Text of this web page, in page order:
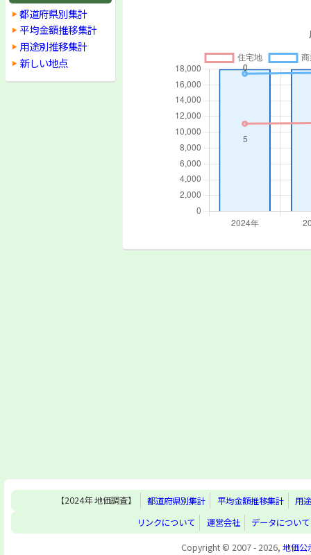
都道府県別集計
平均金額推移集計
用途別推移集計
新しい地点
【2024年 地価調査】 都道府県別集計 平均金額推移集計
用
リンクについて
運営会社
データについて
Copyright © 2007 - 2026, 地価公